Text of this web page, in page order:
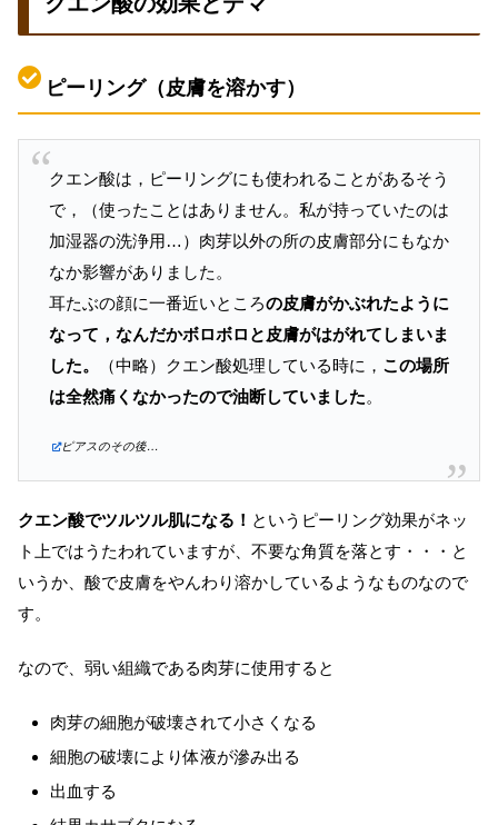
ピーリング（皮膚を溶かす）
クエン酸は，ピーリングにも使われることがあるそう
で，（使ったことはありません。私が持っていたのは
加湿器の洗浄用…）肉芽以外の所の皮膚部分にもなか
なか影響がありました。
耳たぶの顔に一番近いところの皮膚がかぶれたように
なって，なんだかボロボロと皮膚がはがれてしまいま
した。
（中略）クエン酸処理している時に， この場所
は全然痛くなかったので油断していました。
ピアスのその後…
クエン酸でツルツル肌になる！ というピーリング効果がネッ
ト上ではうたわれていますが、不要な角質を落とす・・・と
いうか、酸で皮膚をやんわり溶かしているようなものなので
す。
なので、弱い組織である肉芽に使用すると
肉芽の細胞が破壊されて小さくなる
細胞の破壊により体液が滲み出る
出血する